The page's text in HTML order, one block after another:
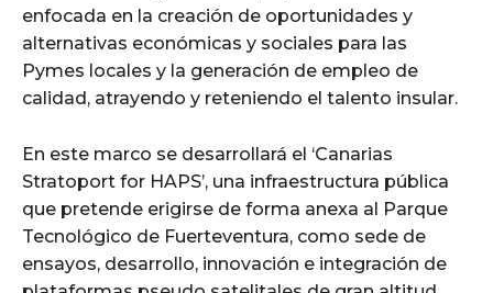
enfocada en la creación de oportunidades y
alternativas económicas y sociales para las
Pymes locales y la generación de empleo de
calidad, atrayendo y reteniendo el talento insular.
En este marco se desarrollará el ‘Canarias
Stratoport for HAPS’, una infraestructura pública
que pretende erigirse de forma anexa al Parque
Tecnológico de Fuerteventura, como sede de
ensayos, desarrollo, innovación e integración de